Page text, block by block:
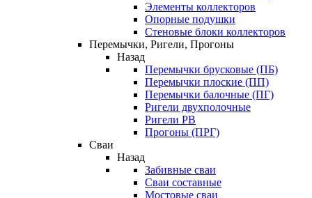
Элементы коллекторов
Опорные подушки
Стеновые блоки коллекторов
Перемычки, Ригели, Прогоны
Назад
Перемычки брусковые (ПБ)
Перемычки плоские (ПП)
Перемычки балочные (ПГ)
Ригели двухполочные
Ригели РВ
Прогоны (ПРГ)
Сваи
Назад
Забивные сваи
Сваи составные
Мостовые сваи